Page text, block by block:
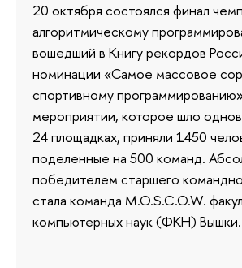
20 октября состоялся финал
алгоритмическому
вошедший в Книгу рекордов
номинации «Самое массовое
спортивному
мероприятии, которое шло
24 площадках, приняли 1450
поделенные на 500 команд.
победителем старшего
стала команда M.O.S.C.O.W.
компьютерных наук (ФКН) Вышки.